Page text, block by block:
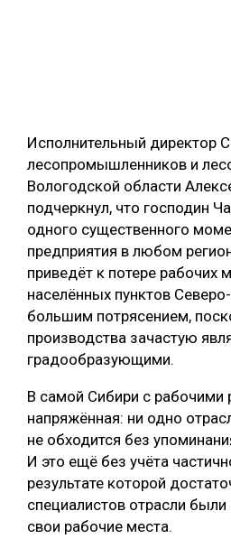
Исполнительный директор
лесопромышленников и
Вологодской области
подчеркнул, что господин
одного существенного
предприятия в любом
приведёт к потере рабочих
населённых пунктов
большим потрясением,
производства зачастую
градообразующими.
В самой Сибири с рабочими
напряжённая: ни одно
не обходится без
И это ещё без учёта
результате которой
специалистов отрасли
свои рабочие места.